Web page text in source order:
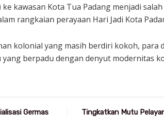
kawasan Kota Tua Padang menjadi
rangkaian perayaan Hari Jadi Kota
kolonial yang masih berdiri kokoh, para
berpadu dengan denyut modernitas
Germas
Tingkatkan Mutu